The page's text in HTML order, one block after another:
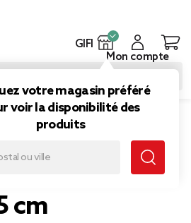
GIFI
votre magasin préféré
voir la disponibilité des
produits
Mon compte
de bar
Aiden
Noir L.30 x
cm